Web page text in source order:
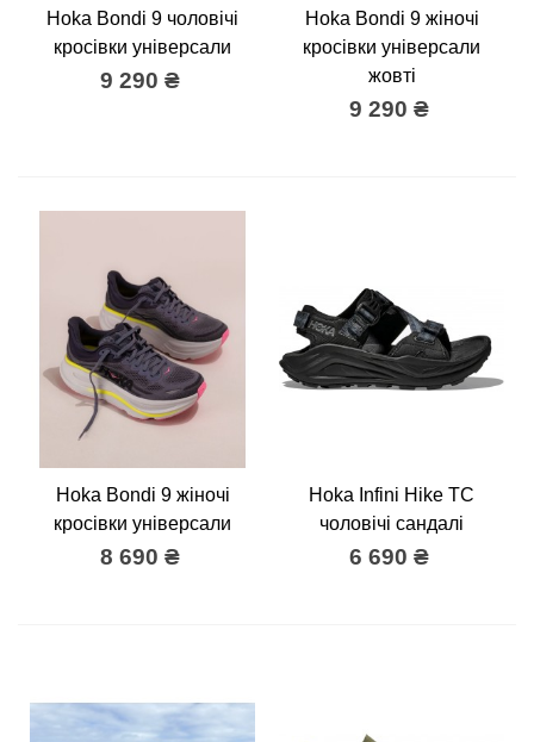
Hoka Bondi 9 чоловічі
кросівки універсали
9 290 ₴
Hoka Bondi 9 жіночі
кросівки універсали
жовті
9 290 ₴
Hoka Bondi 9 жіночі
кросівки універсали
8 690 ₴
Hoka Infini Hike TC
чоловічі сандалі
6 690 ₴